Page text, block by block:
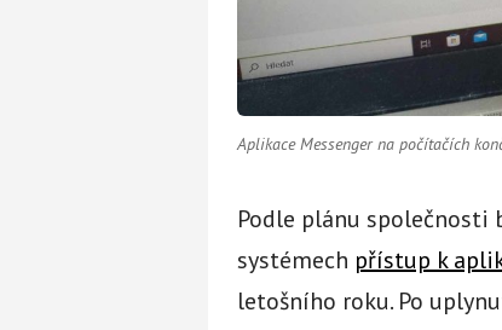
Aplikace Messenger na počítačích
Podle plánu společnosti
systémech přístup k
letošního roku. Po